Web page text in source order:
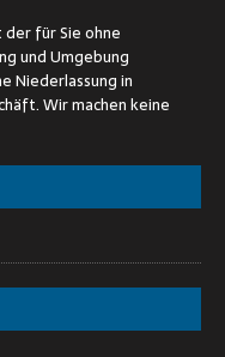
für Sie ohne
und Umgebung
Niederlassung in
Wir machen keine